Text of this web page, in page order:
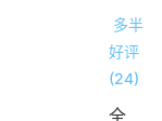
多半
好评
(24)
全